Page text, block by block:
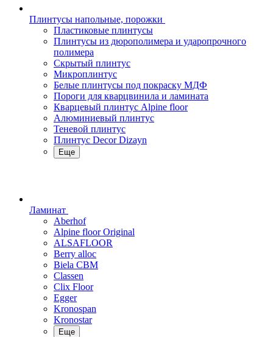
Плинтусы напольные, порожки
Пластиковые плинтусы
Плинтусы из дюрополимера и ударопрочного
полимера
Скрытый плинтус
Микроплинтус
Белые плинтусы под покраску МДФ
Пороги для кварцвинила и ламината
Кварцевый плинтус Alpine floor
Алюминиевый плинтус
Теневой плинтус
Плинтус Decor Dizayn
Еще
Ламинат
Aberhof
Alpine floor Original
ALSAFLOOR
Berry alloc
Biela CBM
Classen
Clix Floor
Egger
Kronospan
Kronostar
Еще